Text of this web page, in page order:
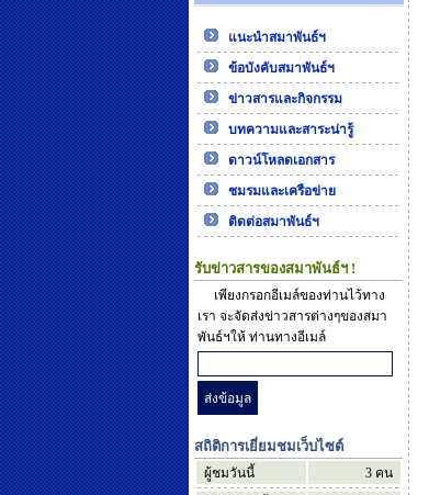
แนะนำสมาพันธ์ฯ
ข้อบังคับสมาพันธ์ฯ
ข่าวสารและกิจกรรม
บทความและสาระน่ารู้
ดาวน์โหลดเอกสาร
ชมรมและเครือข่าย
ติดต่อสมาพันธ์ฯ
รับข่าวสารของสมาพันธ์ฯ !
เพียงกรอกอีเมล์ของท่านไว้ทาง
เรา จะจัดส่งข่าวสารต่างๆของสมา
พันธ์ฯให้ ท่านทางอีเมล์
สถิติการเยี่ยมชมเว็บไซต์
ผู้ชมวันนี้ 3 คน